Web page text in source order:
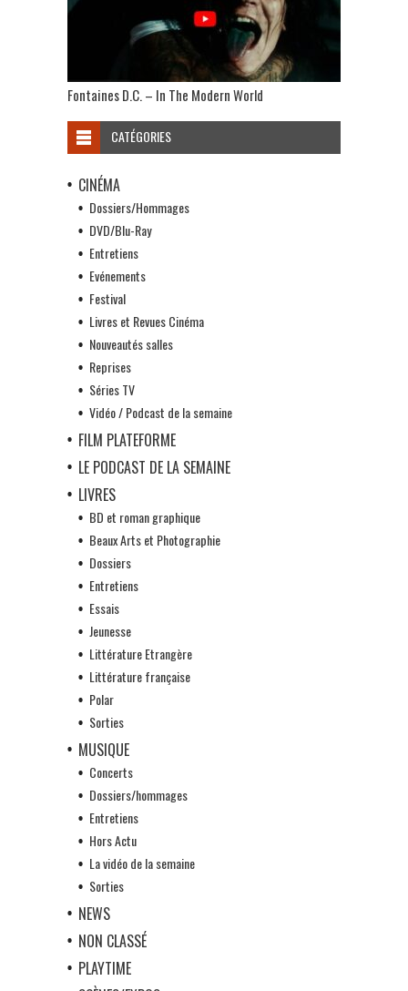
Fontaines D.C. – In The Modern World
CATÉGORIES
CINÉMA
Dossiers/Hommages
DVD/Blu-Ray
Entretiens
Evénements
Festival
Livres et Revues Cinéma
Nouveautés salles
Reprises
Séries TV
Vidéo / Podcast de la semaine
FILM PLATEFORME
LE PODCAST DE LA SEMAINE
LIVRES
BD et roman graphique
Beaux Arts et Photographie
Dossiers
Entretiens
Essais
Jeunesse
Littérature Etrangère
Littérature française
Polar
Sorties
MUSIQUE
Concerts
Dossiers/hommages
Entretiens
Hors Actu
La vidéo de la semaine
Sorties
NEWS
NON CLASSÉ
PLAYTIME